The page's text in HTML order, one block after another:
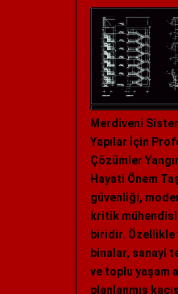
Merdiveni
Yapılar İçin
Çözümler
Hayati Önem
güvenliği,
kritik
biridir. Özellikle
binalar, sanayi
ve toplu yaşam
planlanmış